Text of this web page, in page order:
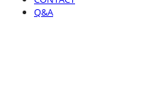
Q&A